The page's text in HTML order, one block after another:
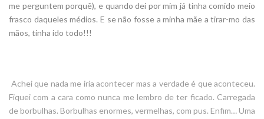
me perguntem porquê), e quando dei por mim já tinha comido meio
frasco daqueles médios. E se não fosse a minha mãe a tirar-mo das
mãos, tinha ido todo!!!
Achei que nada me iria acontecer mas a verdade é que aconteceu.
Fiquei com a cara como nunca me lembro de ter ficado. Carregada
de borbulhas. Borbulhas enormes, vermelhas, com pus. Enfim… Uma